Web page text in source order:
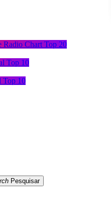
Chart Top 20
Top 10
Top 10
Pesquisar